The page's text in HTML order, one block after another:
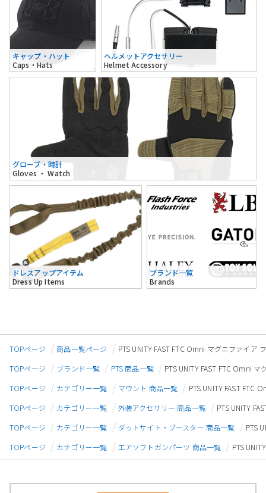
キャップ・ハット
Caps・Hats
ヘルメットアクセサリー
Helmet Accessory
グローブ・時計
Gloves ・ Watch
ドレスアップアイテム
Dress Up Items
ブランド一覧
Brands
TOPページ 商品一覧ページ
PTS UNITY FAST FTC Omni マグニファイア
TOPページ
ブランド一覧 PTS 商品一覧
PTS UNITY FAST FTC Omni
TOPページ
カテゴリー一覧 マウント 商品一覧
PTS UNITY FAST FTC
TOPページ
カテゴリー一覧 外装アクセサリー 商品一覧
PTS UNITY
TOPページ
カテゴリー一覧 ダットサイト・ブースター 商品一覧
PTS
TOPページ
カテゴリー一覧 エアソフトガンパーツ 商品一覧 PTS